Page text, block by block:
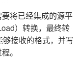
将已经集成的源平
）转换，最终转
接收的格式，并写
。